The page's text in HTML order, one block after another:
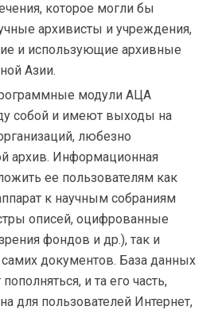
которое могли бы
архивисты и учреждения,
и использующие архивные
Азии.
модули АЦА
собой и имеют выходы на
любезно
архив. Информационная
ее пользователям как
к научным собраниям
описей, оцифрованные
фондов и др.), так и
документов. База данных
и та его часть,
для пользователей Интернет,